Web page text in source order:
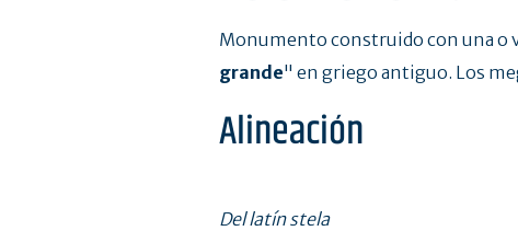
Monumento construido con una o
grande" en griego antiguo. Los
Alineación
Del latín stela